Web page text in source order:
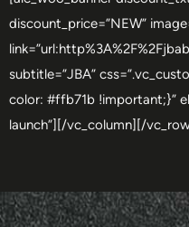
discount_price=”NEW”
subtitle=”JBA”
color: #ffb71b !important;}”
launch”][/vc_column][/